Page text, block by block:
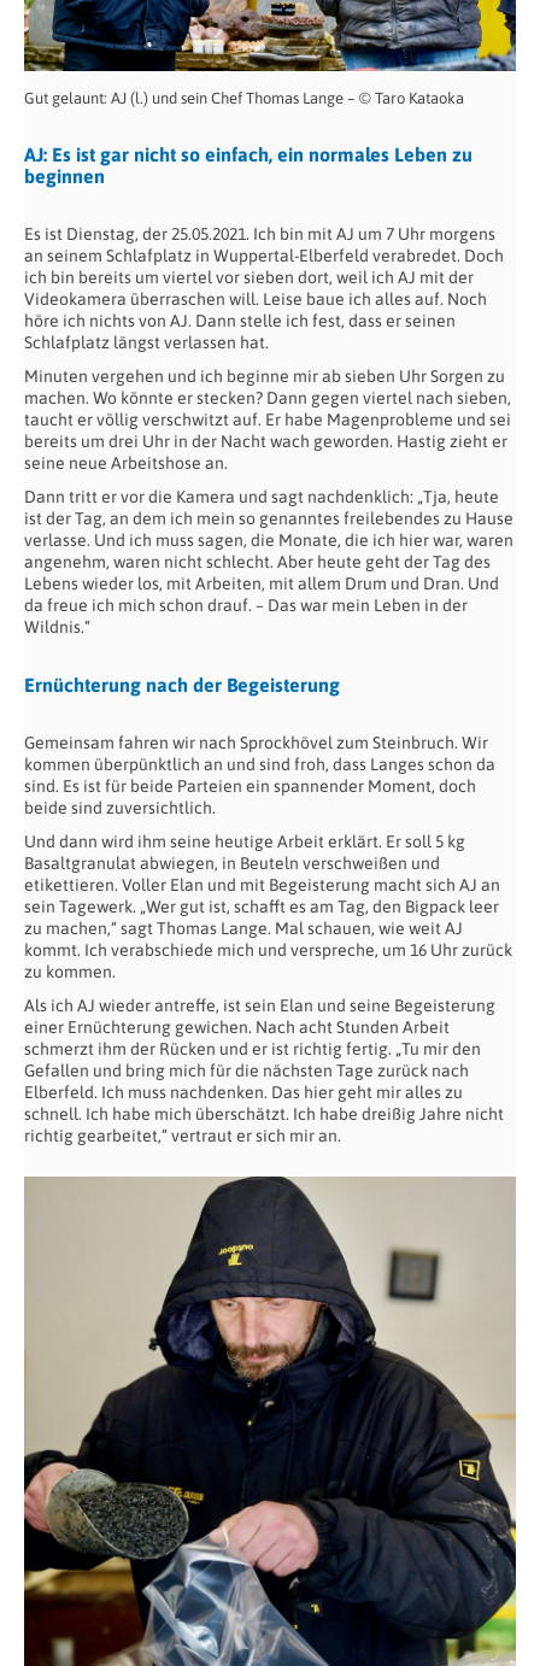
Gut gelaunt: AJ (l.) und sein Chef Thomas Lange – © Taro Kataoka
AJ: Es ist gar nicht so einfach, ein normales Leben zu
beginnen
Es ist Dienstag, der 25.05.2021. Ich bin mit AJ um 7 Uhr morgens
an seinem Schlafplatz in Wuppertal-Elberfeld verabredet. Doch
ich bin bereits um viertel vor sieben dort, weil ich AJ mit der
Videokamera überraschen will. Leise baue ich alles auf. Noch
höre ich nichts von AJ. Dann stelle ich fest, dass er seinen
Schlafplatz längst verlassen hat.
Minuten vergehen und ich beginne mir ab sieben Uhr Sorgen zu
machen. Wo könnte er stecken? Dann gegen viertel nach sieben,
taucht er völlig verschwitzt auf. Er habe Magenprobleme und sei
bereits um drei Uhr in der Nacht wach geworden. Hastig zieht er
seine neue Arbeitshose an.
Dann tritt er vor die Kamera und sagt nachdenklich: „Tja, heute
ist der Tag, an dem ich mein so genanntes freilebendes zu Hause
verlasse. Und ich muss sagen, die Monate, die ich hier war, waren
angenehm, waren nicht schlecht. Aber heute geht der Tag des
Lebens wieder los, mit Arbeiten, mit allem Drum und Dran. Und
da freue ich mich schon drauf. – Das war mein Leben in der
Wildnis.“
Ernüchterung nach der Begeisterung
Gemeinsam fahren wir nach Sprockhövel zum Steinbruch. Wir
kommen überpünktlich an und sind froh, dass Langes schon da
sind. Es ist für beide Parteien ein spannender Moment, doch
beide sind zuversichtlich.
Und dann wird ihm seine heutige Arbeit erklärt. Er soll 5 kg
Basaltgranulat abwiegen, in Beuteln verschweißen und
etikettieren. Voller Elan und mit Begeisterung macht sich AJ an
sein Tagewerk. „Wer gut ist, schafft es am Tag, den Bigpack leer
zu machen,“ sagt Thomas Lange. Mal schauen, wie weit AJ
kommt. Ich verabschiede mich und verspreche, um 16 Uhr zurück
zu kommen.
Als ich AJ wieder antreffe, ist sein Elan und seine Begeisterung
einer Ernüchterung gewichen. Nach acht Stunden Arbeit
schmerzt ihm der Rücken und er ist richtig fertig. „Tu mir den
Gefallen und bring mich für die nächsten Tage zurück nach
Elberfeld. Ich muss nachdenken. Das hier geht mir alles zu
schnell. Ich habe mich überschätzt. Ich habe dreißig Jahre nicht
richtig gearbeitet,“ vertraut er sich mir an.